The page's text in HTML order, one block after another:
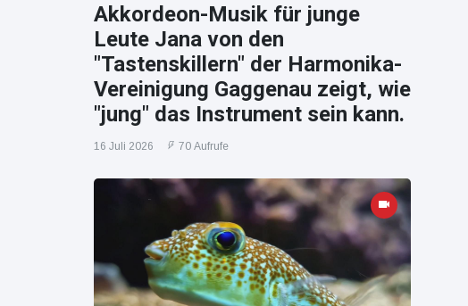
Akkordeon-Musik für junge
Leute Jana von den
"Tastenskillern" der Harmonika-
Vereinigung Gaggenau zeigt, wie
"jung" das Instrument sein kann.
16 Juli 2026 70 Aufrufe